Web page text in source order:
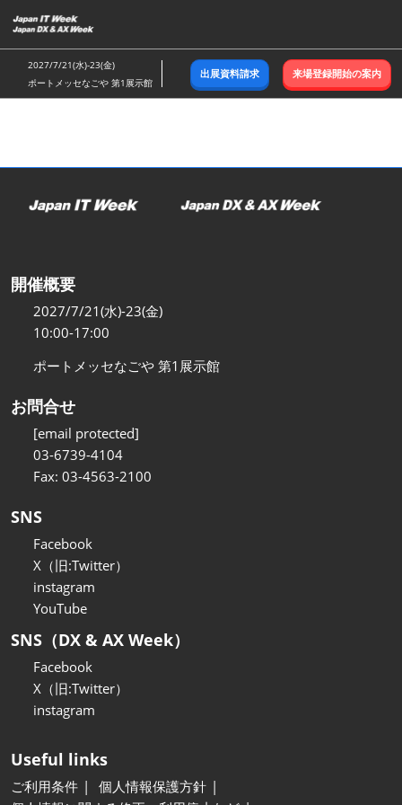
キ
ッ
し
む
2027/7/21(水)-23(金)
ポートメッセなごや 第1展示館
出展資料請求 来場登録開始の案内
開催概要
2027/7/21(水)-23(金)
10:00-17:00
ポートメッセなごや 第1展示館
お問合せ
[email protected]
03-6739-4104
Fax: 03-4563-2100
SNS
Facebook
X（旧:Twitter）
instagram
YouTube
SNS（DX & AX Week）
Facebook
X（旧:Twitter）
instagram
Useful links
ご利用条件
個人情報保護方針